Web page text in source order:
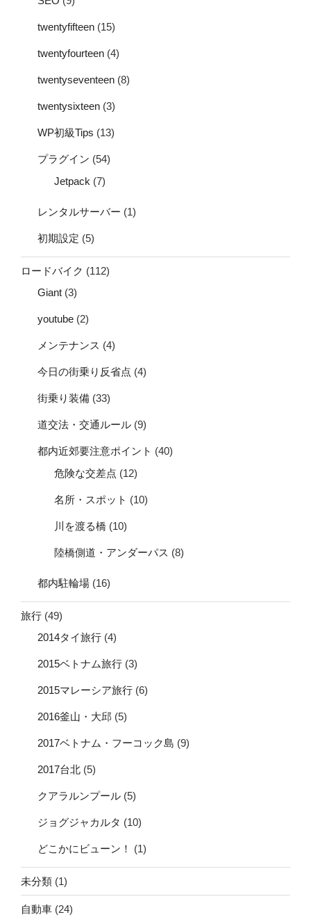
twentyfifteen (15)
twentyfourteen (4)
twentyseventeen (8)
twentysixteen (3)
WP初級Tips (13)
プラグイン (54)
Jetpack (7)
レンタルサーバー (1)
初期設定 (5)
ロードバイク (112)
Giant (3)
youtube (2)
メンテナンス (4)
今日の街乗り反省点 (4)
街乗り装備 (33)
道交法・交通ルール (9)
都内近郊要注意ポイント (40)
危険な交差点 (12)
名所・スポット (10)
川を渡る橋 (10)
陸橋側道・アンダーパス (8)
都内駐輪場 (16)
旅行 (49)
2014タイ旅行 (4)
2015ベトナム旅行 (3)
2015マレーシア旅行 (6)
2016釜山・大邱 (5)
2017ベトナム・フーコック島 (9)
2017台北 (5)
クアラルンプール (5)
ジョグジャカルタ (10)
どこかにビューン！ (1)
未分類 (1)
自動車 (24)